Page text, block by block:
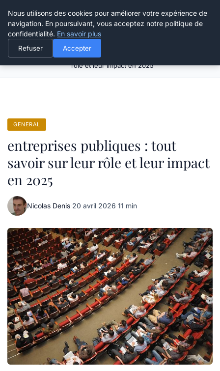
Grikoo
entreprises publiques : tout savoir sur leur
rôle et leur impact en 2025
GENERAL
entreprises publiques : tout
savoir sur leur rôle et leur impact
en 2025
Nicolas Denis·20 avril 2026·11 min
Nous utilisons des cookies pour améliorer votre expérience de
navigation. En poursuivant, vous acceptez notre politique de
confidentialité. En savoir plus
Refuser Accepter